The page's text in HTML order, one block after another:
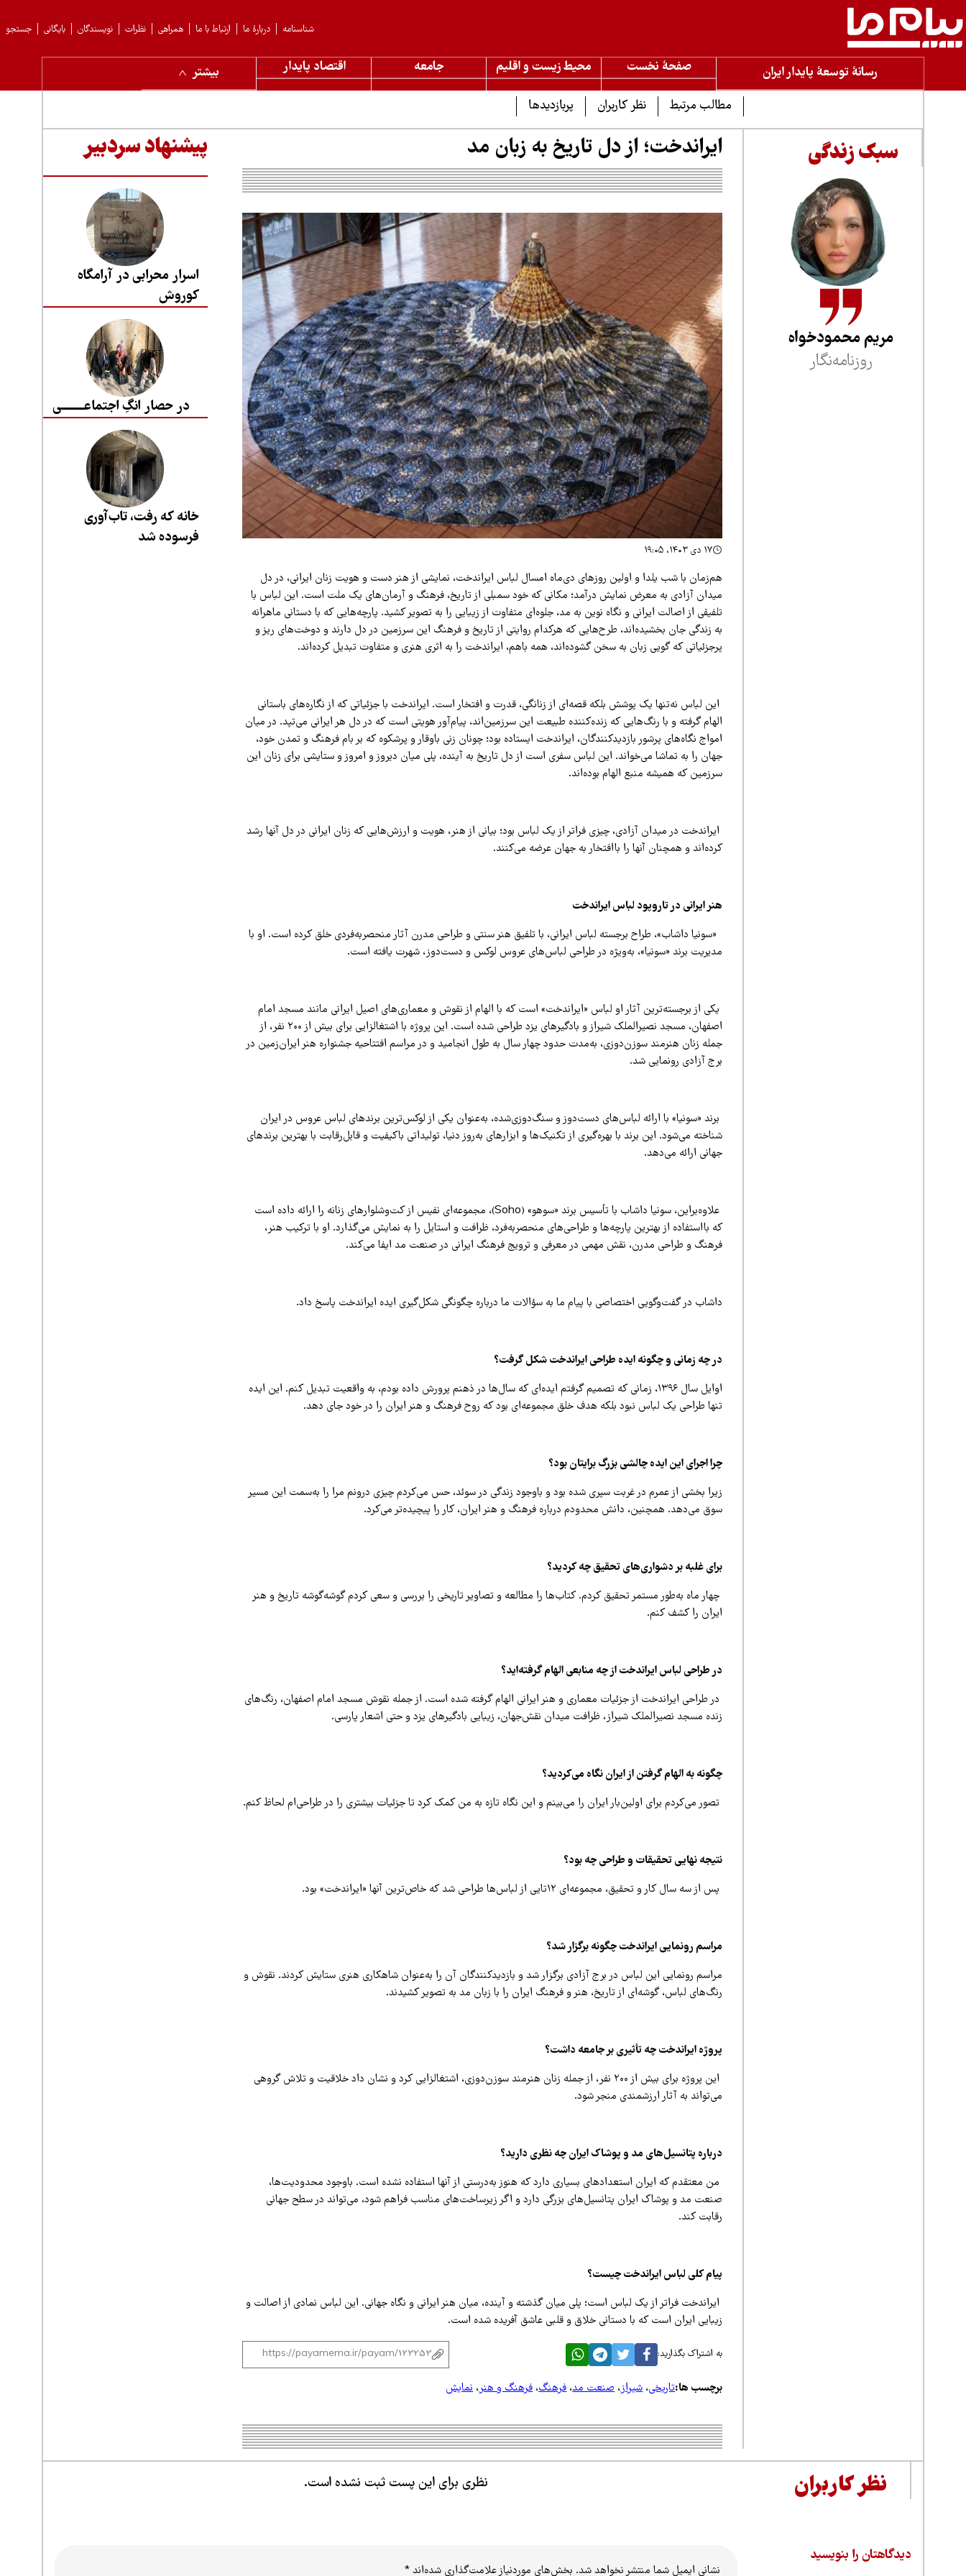
جستجو بایگانی نویسندگان نظرات همراهی ارتباط با ما دربارهٔ ما شناسنامه
رسانۀ توسعۀ پایدار ایران صفحۀ نخست محیط زیست و اقلیم جامعه اقتصاد پایدار
بیشتر
مطالب مرتبط
نظر کاربران پربازدیدها
سبک زندگی
مریم محمودخواه
روزنامه‌نگار
ایراندخت؛ از دل تاریخ به زبان مد
۱۷ دی ۱۴۰۳، ۱۹:۰۵
هم‌زمان با شب یلدا و اولین روزهای دی‌ماه امسال لباس ایراندخت، نمایشی از هنر دست و هویت زنان ایرانی، در دل
میدان آزادی به معرض نمایش درآمد؛ مکانی که خود سمبلی از تاریخ، فرهنگ و آرمان‌های یک ملت است. این لباس با
تلفیقی از اصالت ایرانی و نگاه نوین به مد، جلوه‌ای متفاوت از زیبایی را به تصویر کشید. پارچه‌هایی که با دستانی ماهرانه
به زندگی جان بخشیده‌اند، طرح‌هایی که هرکدام روایتی از تاریخ و فرهنگ این سرزمین در دل دارند و دوخت‌های ریز و
پرجزئیاتی که گویی زبان به سخن گشوده‌اند، همه باهم، ایراندخت را به اثری هنری و متفاوت تبدیل کرده‌اند.
این لباس نه‌تنها یک پوشش بلکه قصه‌ای از زنانگی، قدرت و افتخار است. ایراندخت با جزئیاتی که از نگاره‌های باستانی
الهام گرفته و با رنگ‌هایی که زنده‌کننده طبیعت این سرزمین‌اند، پیام‌آور هویتی است که در دل هر ایرانی می‌تپد. در میان
امواج نگاه‌های پرشور بازدیدکنندگان، ایراندخت ایستاده بود؛ چونان زنی باوقار و پرشکوه که بر بام فرهنگ و تمدن خود،
جهان را به تماشا می‌خواند. این لباس سفری است از دل تاریخ به آینده، پلی میان دیروز و امروز و ستایشی برای زنان این
سرزمین که همیشه منبع الهام بوده‌اند.
ایراندخت در میدان آزادی، چیزی فراتر از یک لباس بود؛ بیانی از هنر، هویت و ارزش‌هایی که زنان ایرانی در دل آنها رشد
کرده‌اند و همچنان آنها را باافتخار به جهان عرضه می‌کنند.
هنر ایرانی در تاروپود لباس ایراندخت
«سونیا داشاب»، طراح برجسته لباس ایرانی، با تلفیق هنر سنتی و طراحی مدرن آثار منحصربه‌فردی خلق کرده است. او با
مدیریت برند «سونیا»، به‌ویژه در طراحی لباس‌های عروس لوکس و دست‌دوز، شهرت یافته است.
یکی از برجسته‌ترین آثار او لباس «ایراندخت» است که با الهام از نقوش و معماری‌های اصیل ایرانی مانند مسجد امام
اصفهان، مسجد نصیرالملک شیراز و بادگیرهای یزد طراحی شده است. این پروژه با اشتغالزایی برای بیش از ۲۰۰ نفر، از
جمله زنان هنرمند سوزن‌دوزی، به‌مدت حدود چهار سال به طول انجامید و در مراسم افتتاحیه جشنواره هنر ایران‌زمین در
برج آزادی رونمایی شد.
برند «سونیا» با ارائه لباس‌های دست‌دوز و سنگ‌دوزی‌شده، به‌عنوان یکی از لوکس‌ترین برندهای لباس عروس در ایران
شناخته می‌شود. این برند با بهره‌گیری از تکنیک‌ها و ابزارهای به‌روز دنیا، تولیداتی باکیفیت و قابل‌رقابت با بهترین برندهای
جهانی ارائه می‌دهد.
علاوه‌براین، سونیا داشاب با تأسیس برند «سوهو» (Soho)، مجموعه‌ای نفیس از کت‌وشلوارهای زنانه را ارائه داده است
که بااستفاده از بهترین پارچه‌ها و طراحی‌های منحصربه‌فرد، ظرافت و استایل را به نمایش می‌گذارد. او با ترکیب هنر،
فرهنگ و طراحی مدرن، نقش مهمی در معرفی و ترویج فرهنگ ایرانی در صنعت مد ایفا می‌کند.
داشاب در گفت‌وگویی اختصاصی با پیام ما به سؤالات ما درباره چگونگی شکل‌گیری ایده ایراندخت پاسخ داد.
در چه زمانی و چگونه ایده طراحی ایراندخت شکل گرفت؟
اوایل سال ۱۳۹۶، زمانی که تصمیم گرفتم ایده‌ای که سال‌ها در ذهنم پرورش داده بودم، به واقعیت تبدیل کنم. این ایده
تنها طراحی یک لباس نبود بلکه هدف خلق مجموعه‌ای بود که روح فرهنگ و هنر ایران را در خود جای دهد.
چرا اجرای این ایده چالشی بزرگ برایتان بود؟
زیرا بخشی از عمرم در غربت سپری شده بود و باوجود زندگی در سوئد، حس می‌کردم چیزی درونم مرا را به‌سمت این مسیر
سوق می‌دهد. همچنین، دانش محدودم درباره فرهنگ و هنر ایران، کار را پیچیده‌تر می‌کرد.
برای غلبه بر دشواری‌های تحقیق چه کردید؟
چهار ماه به‌طور مستمر تحقیق کردم. کتاب‌ها را مطالعه و تصاویر تاریخی را بررسی و سعی کردم گوشه‌گوشه تاریخ و هنر
ایران را کشف کنم.
در طراحی لباس ایراندخت از چه منابعی الهام گرفته‌اید؟
در طراحی ایراندخت از جزئیات معماری و هنر ایرانی الهام گرفته شده است. از جمله نقوش مسجد امام اصفهان، رنگ‌های
زنده مسجد نصیرالملک شیراز، ظرافت میدان نقش‌جهان، زیبایی بادگیرهای یزد و حتی اشعار پارسی.
چگونه به الهام‌ گرفتن از ایران نگاه می‌کردید؟
تصور می‌کردم برای اولین‌بار ایران را می‌بینم و این نگاه تازه به من کمک کرد تا جزئیات بیشتری را در طراحی‌ام لحاظ کنم.
نتیجه نهایی تحقیقات و طراحی چه بود؟
پس از سه سال کار و تحقیق، مجموعه‌ای ۱۲تایی از لباس‌ها طراحی شد که خاص‌ترین آنها «ایراندخت» بود.
مراسم رونمایی ایراندخت چگونه برگزار شد؟
مراسم رونمایی این لباس در برج آزادی برگزار شد و بازدیدکنندگان آن را به‌عنوان شاهکاری هنری ستایش کردند. نقوش و
رنگ‌های لباس، گوشه‌ای از تاریخ، هنر و فرهنگ ایران را با زبان مد به تصویر کشیدند.
پروژه ایراندخت چه تأثیری بر جامعه داشت؟
این پروژه برای بیش از ۲۰۰ نفر، از جمله زنان هنرمند سوزن‌دوزی، اشتغالزایی کرد و نشان داد خلاقیت و تلاش گروهی
می‌تواند به آثار ارزشمندی منجر شود.
درباره پتانسیل‌های مد و پوشاک ایران چه نظری دارید؟
من معتقدم که ایران استعدادهای بسیاری دارد که هنوز به‌درستی از آنها استفاده نشده است. باوجود محدودیت‌ها،
صنعت مد و پوشاک ایران پتانسیل‌های بزرگی دارد و اگر زیرساخت‌های مناسب فراهم شود، می‌تواند در سطح جهانی
رقابت کند.
پیام کلی لباس ایراندخت چیست؟
ایراندخت فراتر از یک لباس است؛ پلی میان گذشته و آینده، میان هنر ایرانی و نگاه جهانی. این لباس نمادی از اصالت و
زیبایی ایران است که با دستانی خلاق و قلبی عاشق آفریده شده است.
به اشتراک بگذارید:
برچسب ها:تاریخی،شیراز،صنعت مد،فرهنگ،فرهنگ و هنر،نمایش
پیشنهاد سردبیر
اسرار محرابی در آرامگاه
کوروش
در حصار انگِ اجتماعــــــــی
خانه که رفت، تاب‌آوری
فرسوده شد
نظر کاربران نظری برای این پست ثبت نشده است.
دیدگاهتان را بنویسید
نشانی ایمیل شما منتشر نخواهد شد. بخش‌های موردنیاز علامت‌گذاری شده‌اند*